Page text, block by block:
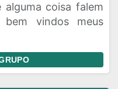
coisa falem
vindos meus